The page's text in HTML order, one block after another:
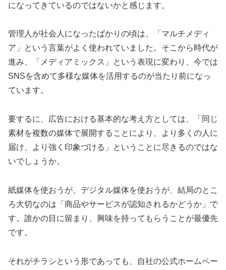
になってきているのではないかと感じます。
管理人が社会人になったばかりの頃は、「マルチメディ
ア」という言葉がよく使われていました。そこから時代が
進み、「メディアミックス」という表現に変わり、今では
SNSを含めて多様な媒体を活用するのが当たり前になっ
ています。
要するに、広告における基本的な考え方としては、「同じ
素材を複数の媒体で展開することにより、より多くの人に
届け、より強く印象づける」ということに尽きるのではな
いでしょうか。
紙媒体を使おうが、デジタル媒体を使おうが、結局のとこ
ろ大切なのは「商品やサービスが認知されるかどうか」で
す。誰かの目に留まり、興味を持ってもらうことが最優先
です。
それがチラシという形であっても、自社の公式ホームペー